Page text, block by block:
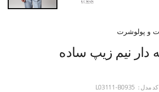
و پولوشرت
دار نیم زیپ ساده
کد مدل : L03111-B0935